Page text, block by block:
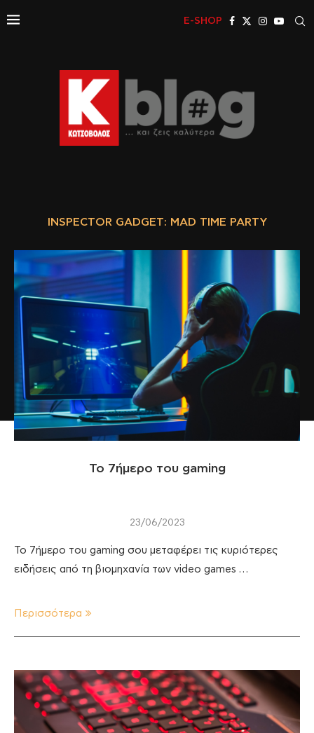
E-SHOP
INSPECTOR GADGET: MAD TIME PARTY
Το 7ήμερο του gaming
23/06/2023
Το 7ήμερο του gaming σου μεταφέρει τις κυριότερες
ειδήσεις από τη βιομηχανία των video games …
Περισσότερα